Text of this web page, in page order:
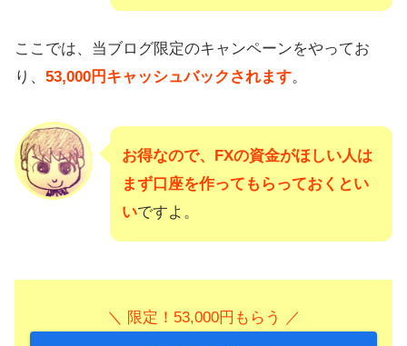
ここでは、当ブログ限定のキャンペーンをやってお
り、 53,000円キャッシュバックされます。
お得なので、FXの資金がほしい人は
まず口座を作ってもらっておくとい
いですよ。
＼ 限定！53,000円もらう ／